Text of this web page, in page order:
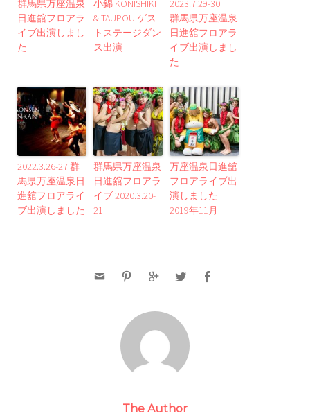
群馬県万座温泉
日進舘フロアラ
イブ出演しまし
た
小錦 KONISHIKI
& TAUPOU ゲス
トステージダン
ス出演
2023.7.29-30
群馬県万座温泉
日進舘フロアラ
イブ出演しまし
た
2022.3.26-27 群
馬県万座温泉日
進舘フロアライ
ブ出演しました
群馬県万座温泉
日進舘フロアラ
イブ 2020.3.20-
21
万座温泉日進舘
フロアライブ出
演しました
2019年11月
The Author